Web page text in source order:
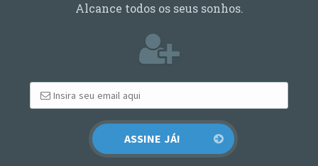
Alcance todos os seus sonhos.